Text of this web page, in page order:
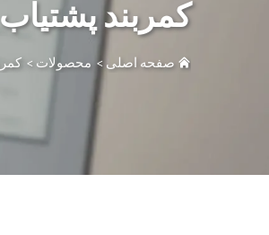
کمربند پشتیاب
صفحه اصلی > محصولات >